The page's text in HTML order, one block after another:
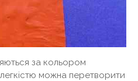
за кольором
можна перетворити